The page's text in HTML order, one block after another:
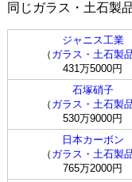
同じガラス・土石製
ジャニス工業
（ ガラス・土石製
431万5000円
石塚硝子
（ ガラス・土石製
530万9000円
日本カーボン
（ ガラス・土石製
765万2000円